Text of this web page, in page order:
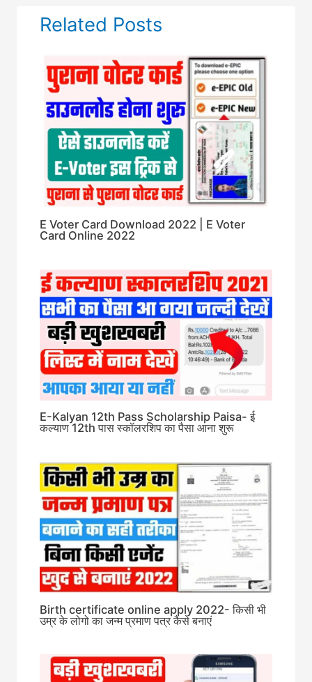
Related Posts
E Voter Card Download 2022 | E Voter
Card Online 2022
E-Kalyan 12th Pass Scholarship Paisa- ई
कल्याण 12th पास स्कॉलरशिप का पैसा आना शुरू
Birth certificate online apply 2022- किसी भी
उम्र के लोगो का जन्म प्रमाण पत्र कैसे बनाएं